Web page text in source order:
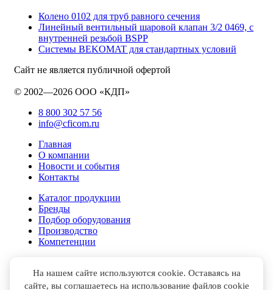
Колено 0102 для труб равного сечения
Линейный вентильный шаровой клапан 3/2 0469, с
внутренней резьбой BSPP
Системы BEKOMAT для стандартных условий
Сайт не является публичной офертой
© 2002—2026 ООО «КДП»
8 800 302 57 56
info@cficom.ru
Главная
О компании
Новости и события
Контакты
Каталог продукции
Бренды
Подбор оборудования
Производство
Компетенции
На нашем сайте используются cookie. Оставаясь на
сайте, вы соглашаетесь на использование файлов cookie